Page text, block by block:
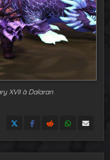
XVII à Dalaran